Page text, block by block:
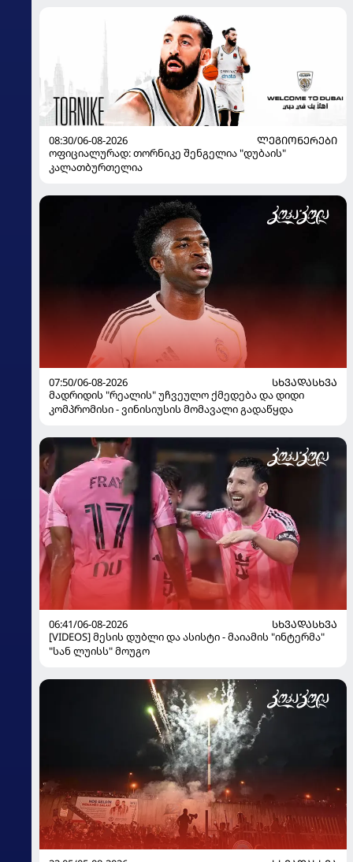
08:30/06-08-2026
ᲚᲔᲒᲘᲝᲜᲔᲠᲔᲑᲘ
ოფიციალურად: თორნიკე შენგელია "დუბაის"
კალათბურთელია
07:50/06-08-2026
ᲡᲮᲕᲐᲓᲐᲡᲮᲕᲐ
მადრიდის "რეალის" უჩვეულო ქმედება და დიდი
კომპრომისი - ვინისიუსის მომავალი გადაწყდა
06:41/06-08-2026
ᲡᲮᲕᲐᲓᲐᲡᲮᲕᲐ
[VIDEOS] მესის დუბლი და ასისტი - მაიამის "ინტერმა"
"სან ლუისს" მოუგო